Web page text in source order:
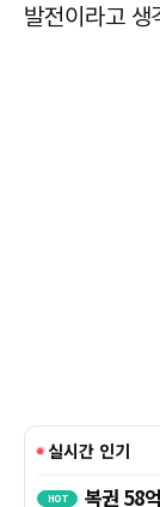
발전이라고 생